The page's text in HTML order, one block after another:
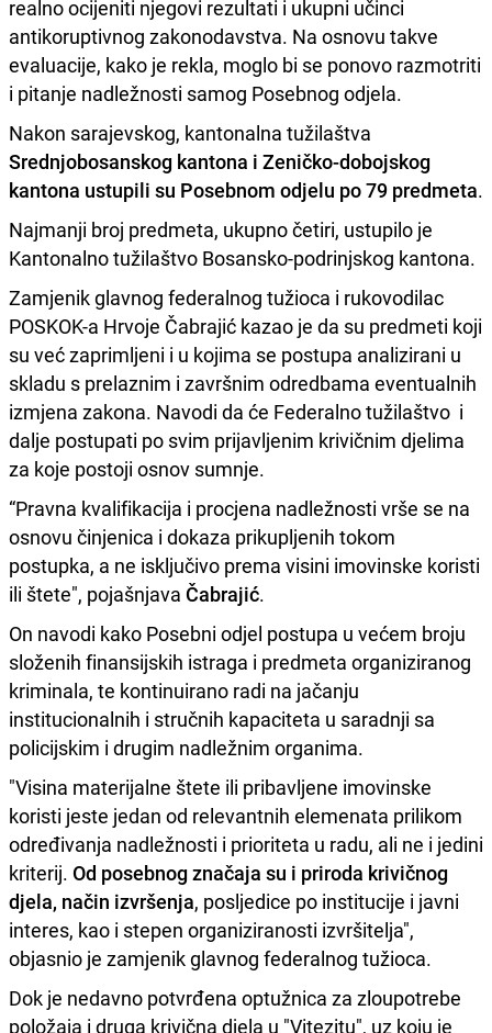
realno ocijeniti njegovi rezultati i ukupni učinci
antikoruptivnog zakonodavstva. Na osnovu takve
evaluacije, kako je rekla, moglo bi se ponovo razmotriti
i pitanje nadležnosti samog Posebnog odjela.
Nakon sarajevskog, kantonalna tužilaštva
Srednjobosanskog kantona i Zeničko-dobojskog
kantona ustupili su Posebnom odjelu po 79 predmeta.
Najmanji broj predmeta, ukupno četiri, ustupilo je
Kantonalno tužilaštvo Bosansko-podrinjskog kantona.
Zamjenik glavnog federalnog tužioca i rukovodilac
POSKOK-a Hrvoje Čabrajić kazao je da su predmeti koji
su već zaprimljeni i u kojima se postupa analizirani u
skladu s prelaznim i završnim odredbama eventualnih
izmjena zakona. Navodi da će Federalno tužilaštvo i
dalje postupati po svim prijavljenim krivičnim djelima
za koje postoji osnov sumnje.
“Pravna kvalifikacija i procjena nadležnosti vrše se na
osnovu činjenica i dokaza prikupljenih tokom
postupka, a ne isključivo prema visini imovinske koristi
ili štete", pojašnjava Čabrajić.
On navodi kako Posebni odjel postupa u većem broju
složenih finansijskih istraga i predmeta organiziranog
kriminala, te kontinuirano radi na jačanju
institucionalnih i stručnih kapaciteta u saradnji sa
policijskim i drugim nadležnim organima.
"Visina materijalne štete ili pribavljene imovinske
koristi jeste jedan od relevantnih elemenata prilikom
određivanja nadležnosti i prioriteta u radu, ali ne i jedini
kriterij. Od posebnog značaja su i priroda krivičnog
djela, način izvršenja, posljedice po institucije i javni
interes, kao i stepen organiziranosti izvršitelja",
objasnio je zamjenik glavnog federalnog tužioca.
Dok je nedavno potvrđena optužnica za zloupotrebe
položaja i druga krivična djela u "Vitezitu", uz koju je